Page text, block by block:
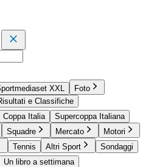
XXL
Foto
e Classifiche
Coppa Italia
Supercoppa Italiana
Squadre Mercato
Motori
Tennis Altri Sport
Sondaggi
Un libro a settimana